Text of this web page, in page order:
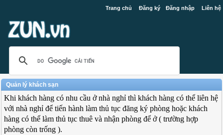
Trang chủ Đăng ký Đăng nhập Liên hệ
Quản lý khách sạn
Khi khách hàng có nhu cầu ở nhà nghỉ thì khách hàng có thể liên hệ
với nhà nghỉ để tiến hành làm thủ tục đăng ký phòng hoặc khách
hàng có thể làm thủ tục thuê và nhận phòng để ở ( trường hợp
phòng còn trống ).